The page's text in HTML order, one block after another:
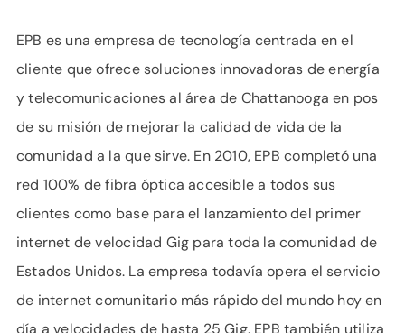
EPB es una empresa de tecnología centrada en el
cliente que ofrece soluciones innovadoras de energía
y telecomunicaciones al área de Chattanooga en pos
de su misión de mejorar la calidad de vida de la
comunidad a la que sirve. En 2010, EPB completó una
red 100% de fibra óptica accesible a todos sus
clientes como base para el lanzamiento del primer
internet de velocidad Gig para toda la comunidad de
Estados Unidos. La empresa todavía opera el servicio
de internet comunitario más rápido del mundo hoy en
día a velocidades de hasta 25 Gig. EPB también utiliza